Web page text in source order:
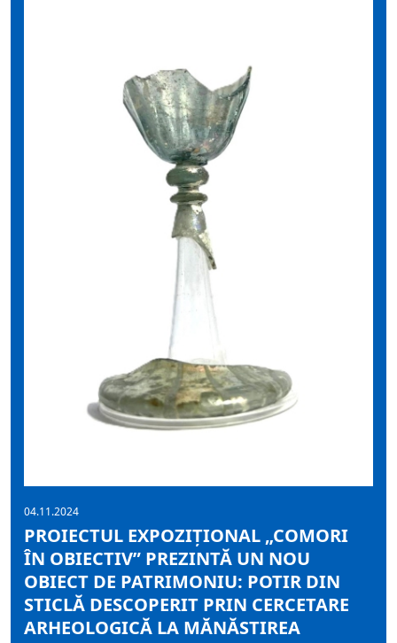
04.11.2024
PROIECTUL EXPOZIȚIONAL „COMORI
ÎN OBIECTIV” PREZINTĂ UN NOU
OBIECT DE PATRIMONIU: POTIR DIN
STICLĂ DESCOPERIT PRIN CERCETARE
ARHEOLOGICĂ LA MĂNĂSTIREA